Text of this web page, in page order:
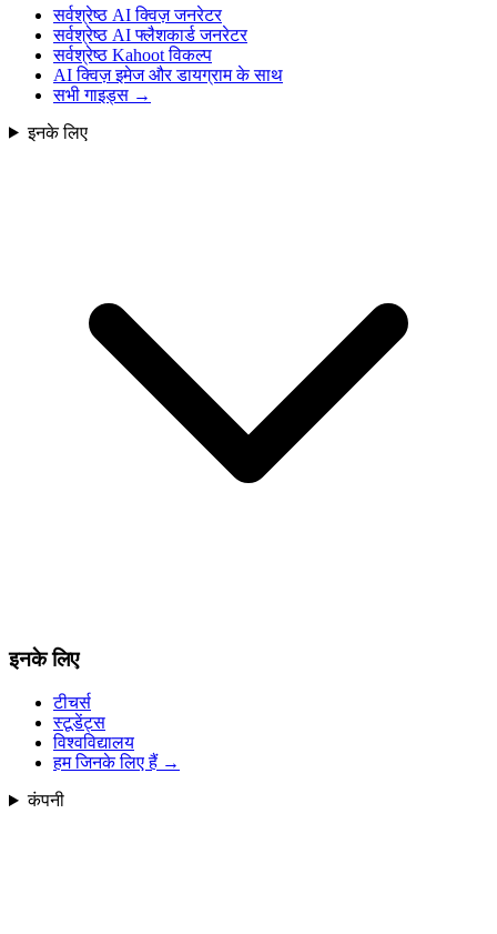
सर्वश्रेष्ठ AI क्विज़ जनरेटर
सर्वश्रेष्ठ AI फ्लैशकार्ड जनरेटर
सर्वश्रेष्ठ Kahoot विकल्प
AI क्विज़ इमेज और डायग्राम के साथ
सभी गाइड्स →
इनके लिए
इनके लिए
टीचर्स
स्टूडेंट्स
विश्वविद्यालय
हम जिनके लिए हैं →
कंपनी